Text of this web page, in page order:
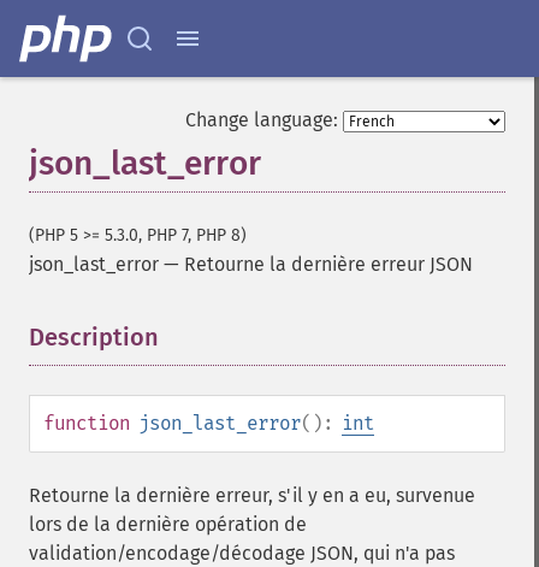
Change language:
json_last_error
(PHP 5 >= 5.3.0, PHP 7, PHP 8)
json_last_error — Retourne la dernière erreur JSON
Description
function json_last_error(): int
Retourne la dernière erreur, s'il y en a eu, survenue
lors de la dernière opération de
validation/encodage/décodage JSON, qui n'a pas